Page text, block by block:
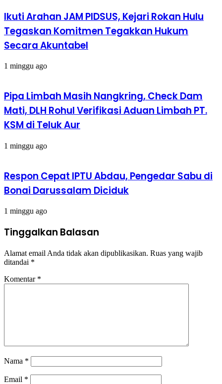
Ikuti Arahan JAM PIDSUS, Kejari Rokan Hulu
Tegaskan Komitmen Tegakkan Hukum
Secara Akuntabel
1 minggu ago
Pipa Limbah Masih Nangkring, Check Dam
Mati, DLH Rohul Verifikasi Aduan Limbah PT.
KSM di Teluk Aur
1 minggu ago
Respon Cepat IPTU Abdau, Pengedar Sabu di
Bonai Darussalam Diciduk
1 minggu ago
Tinggalkan Balasan
Alamat email Anda tidak akan dipublikasikan. Ruas yang wajib
ditandai *
Komentar *
Nama *
Email *